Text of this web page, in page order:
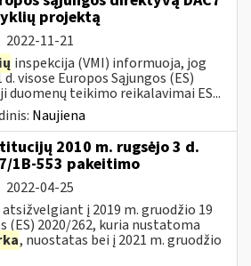
projektą
2022-11-21
inspekcija (VMI) informuoja, jog
visose Europos Sąjungos (ES)
duomenų teikimo reikalavimai ES...
Naujiena
2010 m. rugsėjo 3 d.
1B-553 pakeitimo
2022-04-25
į 2019 m. gruodžio 19
(ES) 2020/262, kuria nustatoma
, nuostatas bei į 2021 m. gruodžio